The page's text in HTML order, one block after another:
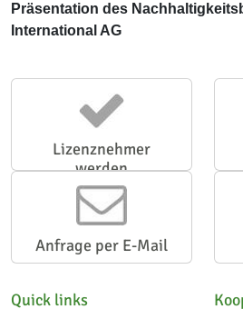
Präsentation des
International AG
Lizenznehmer
werden
Anfrage per E-Mail
Quick links